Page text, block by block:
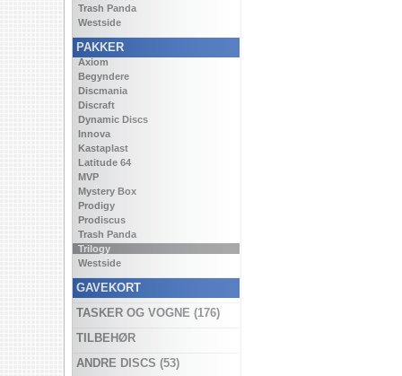
Trash Panda
Westside
PAKKER
Axiom
Begyndere
Discmania
Discraft
Dynamic Discs
Innova
Kastaplast
Latitude 64
MVP
Mystery Box
Prodigy
Prodiscus
Trash Panda
Trilogy
Westside
GAVEKORT
TASKER OG VOGNE (176)
TILBEHØR
ANDRE DISCS (53)